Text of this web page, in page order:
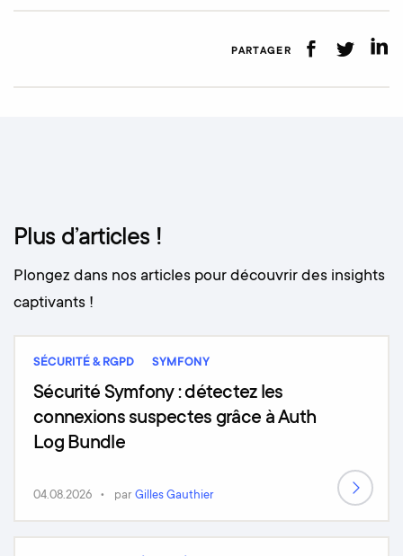
PARTAGER
Plus d’articles !
Plongez dans nos articles pour découvrir des insights
captivants !
SÉCURITÉ & RGPD SYMFONY
Sécurité Symfony : détectez les
connexions suspectes grâce à Auth
Log Bundle
04.08.2026 par Gilles Gauthier